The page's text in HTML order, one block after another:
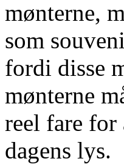
mønterne,
som
fordi disse
mønterne
reel fare for
dagens lys.